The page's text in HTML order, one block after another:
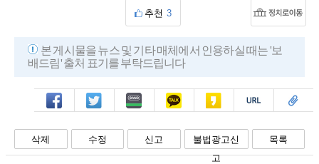
추천 3
본 게시물을 뉴스 및 기타 매체에서 인용하실 때는 '보
배드림' 출처 표기를 부탁드립니다
페북 트윗 밴드 카톡 카스 복사 스크랩
삭제 수정 신고
불법광고신
고
목록